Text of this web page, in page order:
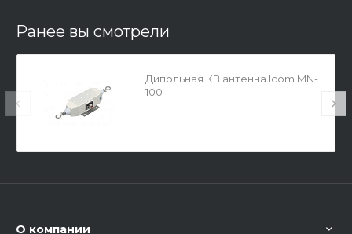
Ранее вы смотрели
Дипольная КВ антенна Icom MN-
100
О компании